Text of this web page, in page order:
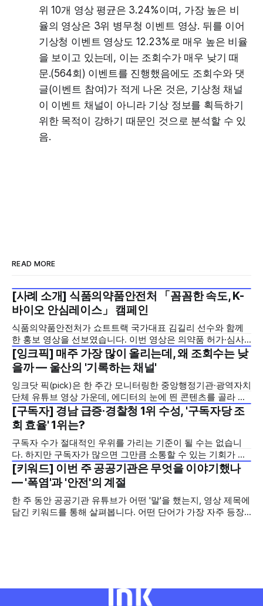
위 10개 영상 평균은 3.24%이며, 가장 높은 비
율의 영상은 3위 병무청 이벤트 영상. 뒤를 이어
기상청 이벤트 영상도 12.23%로 매우 높은 비율
을 보이고 있는데, 이는 조회수가 매우 낮기 때
문.(564회) 이벤트를 진행했음에도 조회수와 댓
글(이벤트 참여)가 적게 나온 것은, 기상청 채널
이 이벤트 채널이 아니라 기상 정보를 획득하기
위한 목적이 강하기 때문인 것으로 분석할 수 있
음.
READ MORE
2026년 7월 5주
[사례 소개] 식품의약품안전처 「꼼꼼한 속도, K-
바이오 안심레이스」 캠페인
식품의약품안전처가 쇼트트랙 국가대표 김길리 선수와 함께
한 홍보 영상을 선보였습니다. 이번 영상은 의약품 허가·심사
기간을 기존 420일에서 240일로 단축한 정책을 국민에게 쉽
고 친근하게 알리기 위해 제작한 것으로, 딱딱하게 느껴질 수
있는 규제 정책을, 빙판 위에서 빠른 스피드와 꼼꼼한 준비를
모두 갖춘 김길리 선수의 이미지에 빗대어 풀어낸 것이 특징입
니다. '빠르지만
2026년 7월 5주
[잉크픽] 매주 가장 많이 올리는데, 왜 조회수는 낮
을까 — 울산의 '기록하는 채널'
잉크닷 픽(pick)은 한 주간 모니터링한 중앙행정기관·광역자치
단체 유튜브 영상 가운데, 에디터의 눈에 띈 콘텐츠를 골라 그
시도와 의미를 들여다보는 코너입니다. 조회수 순위표 맨 위에
오르지는 못했지만, 다른 채널이 가지 않은 길을 택한 콘텐츠
를 소개합니다. 이번 주는 특정 영상 한 편이 아니라, 채널 하나
의 '변화'를 이야기하려
2026년 7월 5주
[구독자] 경남 급증·경찰청 1위 수성, '구독자당 조
회 효율' 1위는?
구독자 수가 절대적인 우위를 가리는 기준이 될 수는 없습니
다. 하지만 구독자가 많으면 그만큼 소통할 수 있는 기회가 많
아집니다. 소통은 곧 채널의 신뢰로 이어집니다. 억지로 구독
자를 확보하기보다는 소통하는, 그래서 충성도 높은 구독자를
다수 확보하길 바라는 마음을 담아, 중앙행정기관과 광역자치
단체 유튜브 채널의 구독자를 월 단위로 분석합니다. 중앙행정
기관과 광역자치단체 유튜브 채널의 구독자를 통합하여
2026년 7월 5주
[키워드] 이번 주 공공기관은 무엇을 이야기했나
— '폭염'과 '안전'의 계절
한 주 동안 공공기관 유튜브가 어떤 '말'을 했는지, 영상 제목에
담긴 키워드를 통해 살펴봅니다. 어떤 단어가 가장 자주 등장